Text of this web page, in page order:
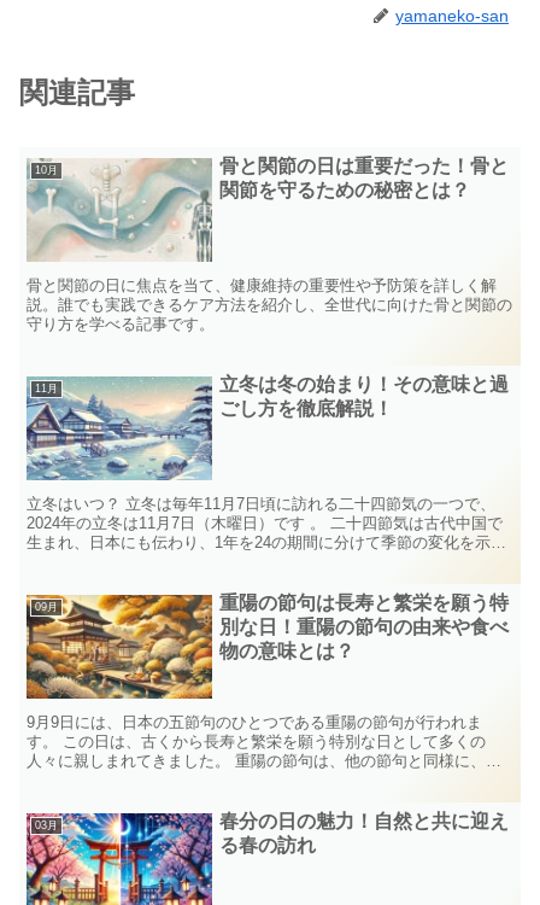
yamaneko-san
関連記事
10月
骨と関節の日は重要だった！骨と
関節を守るための秘密とは？
骨と関節の日に焦点を当て、健康維持の重要性や予防策を詳しく解
説。誰でも実践できるケア方法を紹介し、全世代に向けた骨と関節の
守り方を学べる記事です。
11月
立冬は冬の始まり！その意味と過
ごし方を徹底解説！
立冬はいつ？ 立冬は毎年11月7日頃に訪れる二十四節気の一つで、
2024年の立冬は11月7日（木曜日）です​ 。 二十四節気は古代中国で
生まれ、日本にも伝わり、1年を24の期間に分けて季節の変化を示し
09月
重陽の節句は長寿と繁栄を願う特
別な日！重陽の節句の由来や食べ
物の意味とは？
9月9日には、日本の五節句のひとつである重陽の節句が行われま
す。 この日は、古くから長寿と繁栄を願う特別な日として多くの
人々に親しまれてきました。 重陽の節句は、他の節句と同様に、自
03月
春分の日の魅力！自然と共に迎え
る春の訪れ